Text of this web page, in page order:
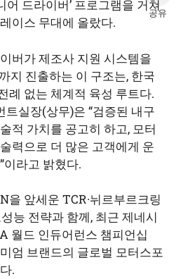
어 드라이버’ 프로그램을 거쳐
이스 무대에 올랐다.
버가 제조사 지원 시스템을
지 진출하는 이 구조는, 한국
례 없는 체계적 육성 루트다.
실장(상무)은 “검증된 내구
적 가치를 공고히 하고, 모터
력으로 더 많은 고객에게 운
이라고 밝혔다.
을 앞세운 TCR·뉘르부르크링
능 전략과 함께, 최근 제네시
월드 인듀어런스 챔피언십
엄 브랜드의 글로벌 모터스포
.
공유